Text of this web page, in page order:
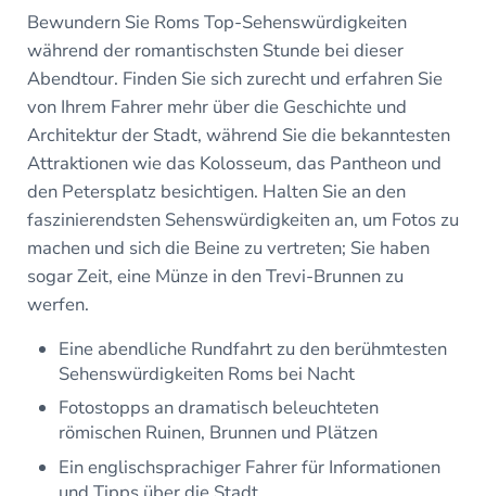
Bewundern Sie Roms Top-Sehenswürdigkeiten
während der romantischsten Stunde bei dieser
Abendtour. Finden Sie sich zurecht und erfahren Sie
von Ihrem Fahrer mehr über die Geschichte und
Architektur der Stadt, während Sie die bekanntesten
Attraktionen wie das Kolosseum, das Pantheon und
den Petersplatz besichtigen. Halten Sie an den
faszinierendsten Sehenswürdigkeiten an, um Fotos zu
machen und sich die Beine zu vertreten; Sie haben
sogar Zeit, eine Münze in den Trevi-Brunnen zu
werfen.
Eine abendliche Rundfahrt zu den berühmtesten
Sehenswürdigkeiten Roms bei Nacht
Fotostopps an dramatisch beleuchteten
römischen Ruinen, Brunnen und Plätzen
Ein englischsprachiger Fahrer für Informationen